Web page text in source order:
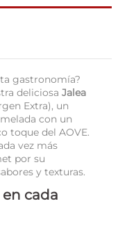
gastronomía?
deliciosa Jalea
Extra), un
con un
toque del AOVE.
vez más
por su
y texturas.
cada